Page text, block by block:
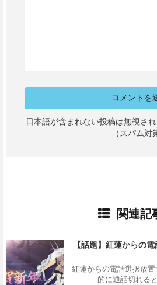
日本語が含まれない投稿は無視さ
（スパム対
関連記
【話題】紅蓮からの
紅蓮からの電話選択放
的に通話切れる